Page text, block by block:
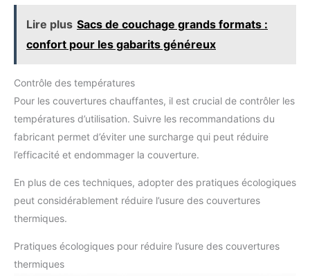
Lire plus Sacs de couchage grands formats :
confort pour les gabarits généreux
Contrôle des températures
Pour les couvertures chauffantes, il est crucial de contrôler les
températures d’utilisation. Suivre les recommandations du
fabricant permet d’éviter une surcharge qui peut réduire
l’efficacité et endommager la couverture.
En plus de ces techniques, adopter des pratiques écologiques
peut considérablement réduire l’usure des couvertures
thermiques.
Pratiques écologiques pour réduire l’usure des couvertures
thermiques